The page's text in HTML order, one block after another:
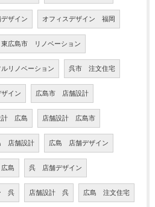
ザイン オフィスデザイン 福岡
東広島市 リノベーション
リノベーション 呉市 注文住宅
イン 広島市 店舗設計
計 広島 店舗設計 広島市
店舗設計 広島 店舗デザイン
島 呉 店舗デザイン
呉 店舗設計 呉 広島 注文住宅